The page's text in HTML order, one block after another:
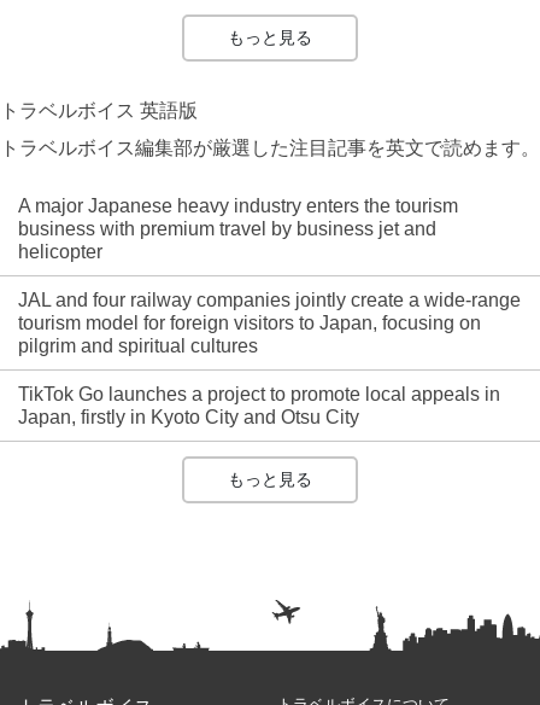
もっと見る
トラベルボイス 英語版
トラベルボイス編集部が厳選した注目記事を英文で読めます。
A major Japanese heavy industry enters the tourism
business with premium travel by business jet and
helicopter
JAL and four railway companies jointly create a wide-range
tourism model for foreign visitors to Japan, focusing on
pilgrim and spiritual cultures
TikTok Go launches a project to promote local appeals in
Japan, firstly in Kyoto City and Otsu City
もっと見る